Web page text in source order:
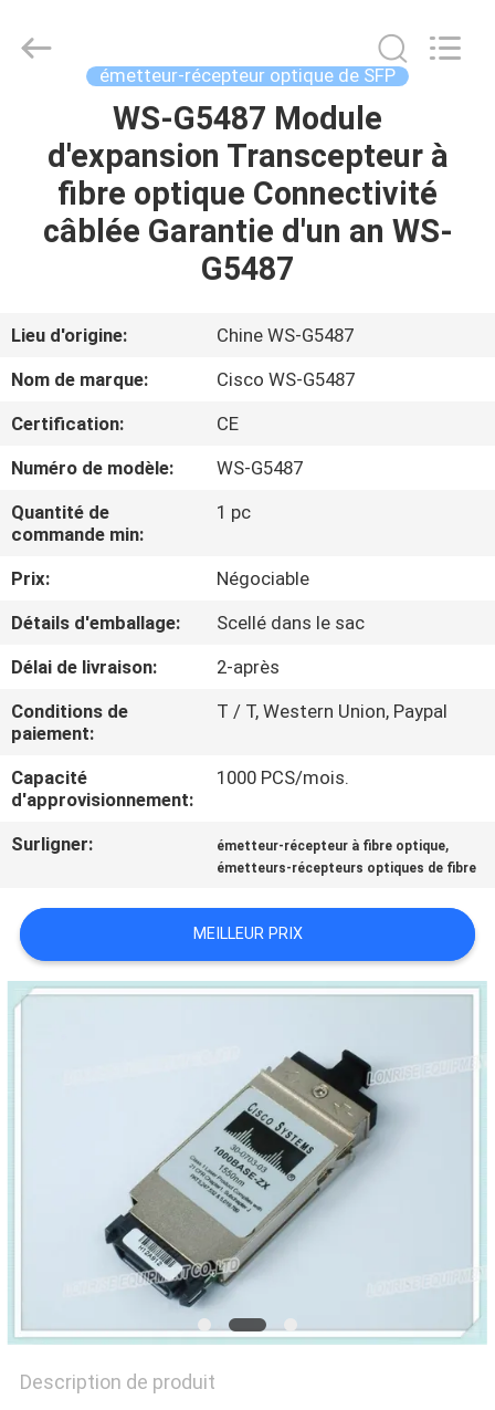
MAISON
VIDÉOS
PROPOS
DE
NOUS
VISITE
DE
L'USINE
CONTRÔLE
DE
LA
QUALITÉ
NOUS
CONTACTER
SITEMAP
POLITIQUE
CONFIDENTIALITÉ
Equipment
émetteur-récepteur optique de SFP
WS-G5487 Module
d'expansion Transcepteur à
fibre optique Connectivité
câblée Garantie d'un an WS-
G5487
Lieu d'origine:
Chine WS-G5487
Nom de marque:
Cisco WS-G5487
Certification:
CE
Numéro de modèle:
WS-G5487
Quantité de
commande min:
1 pc
Prix:
Négociable
Détails d'emballage:
Scellé dans le sac
Délai de livraison:
2-après
Conditions de
paiement:
T / T, Western Union, Paypal
Capacité
d'approvisionnement:
1000 PCS/mois.
Surligner: émetteur-récepteur à fibre optique,
émetteurs-récepteurs optiques de fibre
MEILLEUR PRIX
Description de produit